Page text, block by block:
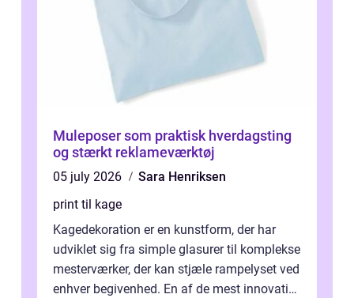
Muleposer som praktisk hverdagsting
og stærkt reklameværktøj
05 july 2026
Sara Henriksen
print til kage
Kagedekoration er en kunstform, der har
udviklet sig fra simple glasurer til komplekse
mesterværker, der kan stjæle rampelyset ved
enhver begivenhed. En af de mest innovative